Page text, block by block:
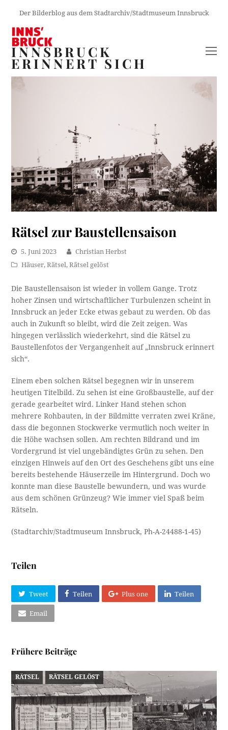
Der Bilderblog aus dem Stadtarchiv/Stadtmuseum Innsbruck
INNSBRUCK
ERINNERT SICH
Rätsel zur Baustellensaison
5. Juni 2023
Christian Herbst
Häuser,Rätsel,Rätsel gelöst
Die Baustellensaison ist wieder in vollem Gange. Trotz
hoher Zinsen und wirtschaftlicher Turbulenzen scheint in
Innsbruck an jeder Ecke etwas gebaut zu werden. Ob das
auch in Zukunft so bleibt, wird die Zeit zeigen. Was
hingegen verlässlich wiederkehrt, sind die Rätsel zu
Baustellenfotos der Vergangenheit auf „Innsbruck erinnert
sich“.
Einem eben solchen Rätsel begegnen wir in unserem
heutigen Titelbild. Zu sehen ist eine Großbaustelle, auf der
gerade gearbeitet wird. Linker Hand stehen schon
mehrere Rohbauten, in der Bildmitte verraten zwei Kräne,
dass die begonnen Stockwerke vermutlich noch weiter in
die Höhe wachsen sollen. Am rechten Bildrand und im
Vordergrund ist viel ungebändigtes Grün zu sehen. Den
einzigen Hinweis auf den Ort des Geschehens gibt uns eine
bereits bestehende Häuserzeile im Hintergrund. Doch wo
konnte man diese Baustelle bewundern, und was wurde
aus dem schönen Grünzeug? Wie immer viel Spaß beim
Rätseln.
(Stadtarchiv/Stadtmuseum Innsbruck, Ph-A-24488-1-45)
Teilen
Tweet Teilen Plus one Teilen
Email
Frühere Beiträge
RÄTSEL RÄTSEL GELÖST